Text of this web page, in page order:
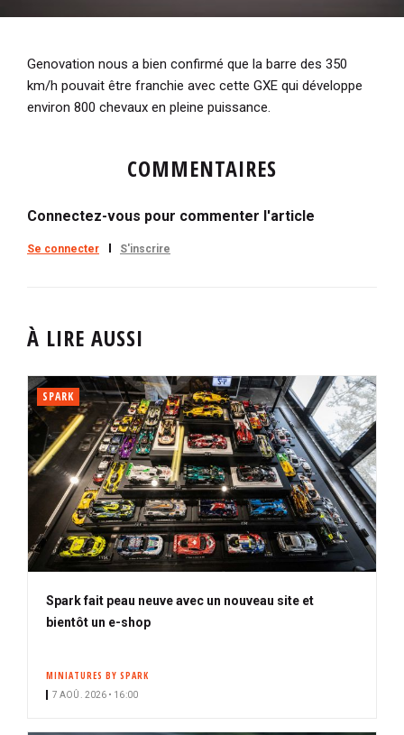
Genovation nous a bien confirmé que la barre des 350
km/h pouvait être franchie avec cette GXE qui développe
environ 800 chevaux en pleine puissance.
COMMENTAIRES
Connectez-vous pour commenter l'article
Se connecter S'inscrire
À LIRE AUSSI
SPARK
Spark fait peau neuve avec un nouveau site et
bientôt un e-shop
MINIATURES BY SPARK
7 AOÛ. 2026 • 16:00